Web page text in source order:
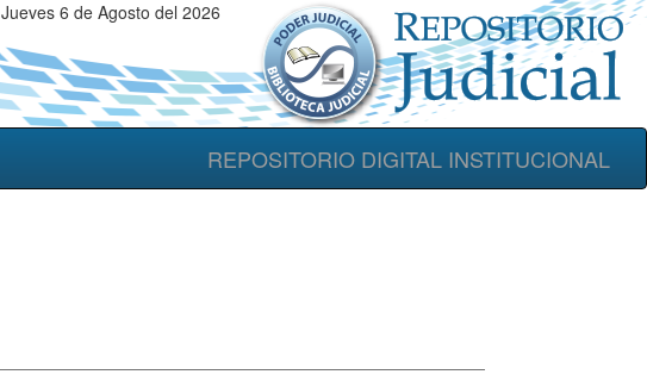
Jueves 6 de Agosto del 2026
REPOSITORIO DIGITAL INSTITUCIONAL